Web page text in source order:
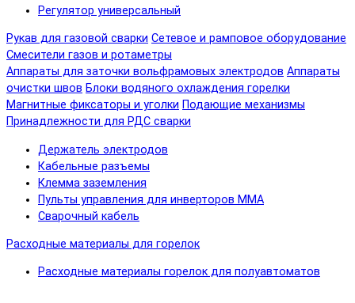
Регулятор универсальный
Рукав для газовой сварки Сетевое и рамповое оборудование
Смесители газов и ротаметры
Аппараты для заточки вольфрамовых электродов Аппараты
очистки швов Блоки водяного охлаждения горелки
Магнитные фиксаторы и уголки Подающие механизмы
Принадлежности для РДС сварки
Держатель электродов
Кабельные разъемы
Клемма заземления
Пульты управления для инверторов MMA
Сварочный кабель
Расходные материалы для горелок
Расходные материалы горелок для полуавтоматов